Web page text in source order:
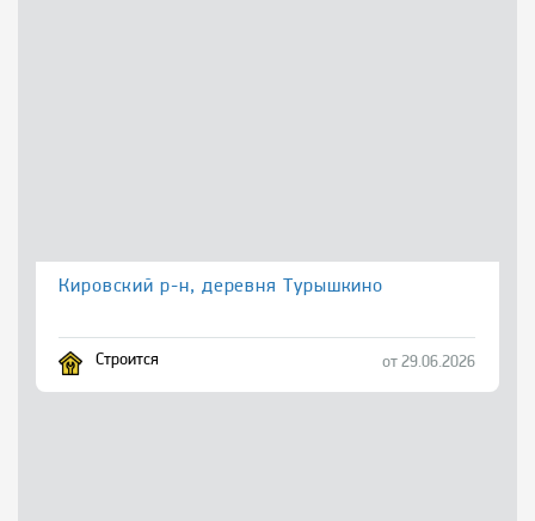
Кировский р-н, деревня Турышкино
Строится от 29.06.2026